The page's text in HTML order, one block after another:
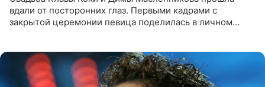
вдали от посторонних глаз. Первыми кадрами с
закрытой церемонии певица поделилась в личном